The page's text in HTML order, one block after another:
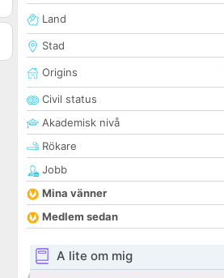
Land
Stad
Origins
Civil status
Akademisk nivå
Rökare
Jobb
Mina vänner
Medlem sedan
A lite om mig